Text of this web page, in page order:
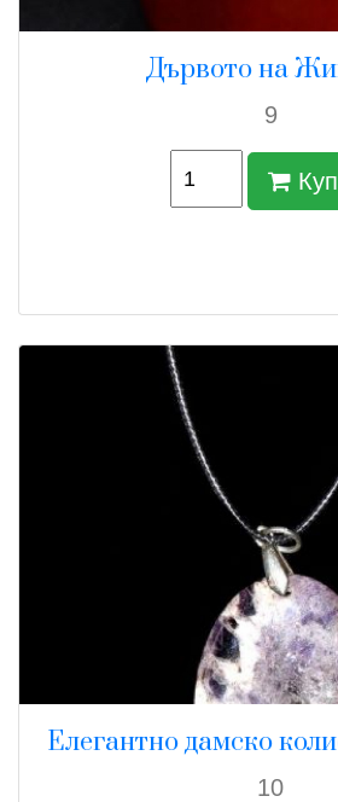
Дървото на
9
Елегантно дамско
10